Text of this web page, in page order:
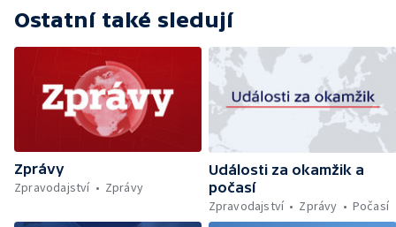
Prodeje chat a chalup — Chalupy v
chráněných oblastech — Francie dál bojuje s
lesními požáry — Čeští hasiči pomáhají v
Řecku — Rušení penzijního spoření bez
sankce — Pochod hrdosti v Hamburku —
Povinné označování AI obsahu — Sportují
celé Pardubice — Záchrana kulturních
památek — Brasil Fest v Brně
Ostatní také sledují
Zprávy
Zpravodajství
Zprávy
Události za okamžik a
počasí
Zpravodajství
Zprávy Počasí